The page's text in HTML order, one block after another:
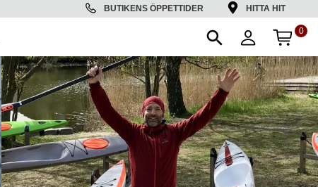
BUTIKENS ÖPPETTIDER HITTA HIT
0